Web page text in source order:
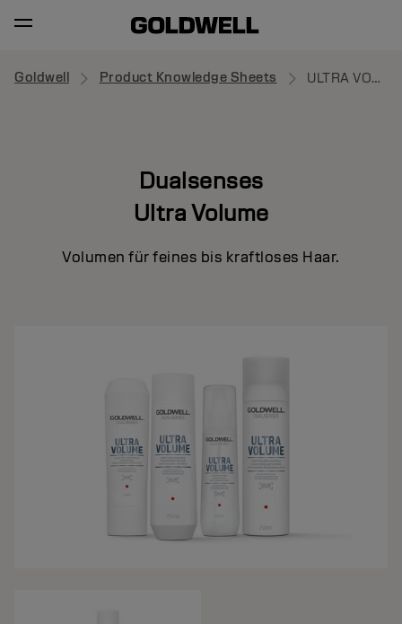
Goldwell Product Knowledge Sheets ULTRA VOLUME
Dualsenses
Ultra Volume
Volumen für feines bis kraftloses Haar.